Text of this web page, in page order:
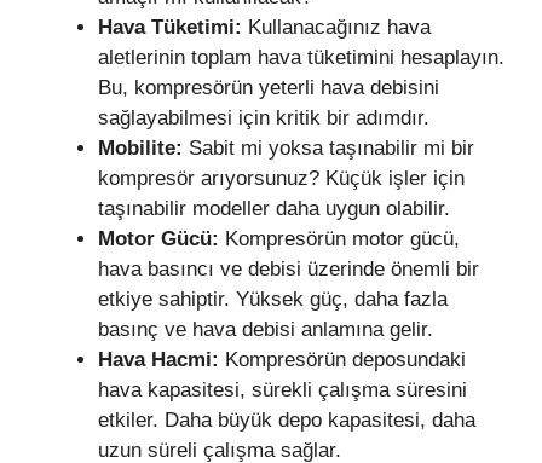
Hava Tüketimi: Kullanacağınız hava
aletlerinin toplam hava tüketimini hesaplayın.
Bu, kompresörün yeterli hava debisini
sağlayabilmesi için kritik bir adımdır.
Mobilite: Sabit mi yoksa taşınabilir mi bir
kompresör arıyorsunuz? Küçük işler için
taşınabilir modeller daha uygun olabilir.
Motor Gücü: Kompresörün motor gücü,
hava basıncı ve debisi üzerinde önemli bir
etkiye sahiptir. Yüksek güç, daha fazla
basınç ve hava debisi anlamına gelir.
Hava Hacmi: Kompresörün deposundaki
hava kapasitesi, sürekli çalışma süresini
etkiler. Daha büyük depo kapasitesi, daha
uzun süreli çalışma sağlar.